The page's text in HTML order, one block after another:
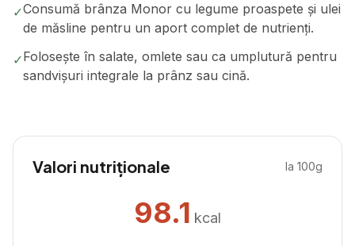
✓Consumă brânza Monor cu legume proaspete și ulei
de măsline pentru un aport complet de nutrienți.
✓Folosește în salate, omlete sau ca umplutură pentru
sandvișuri integrale la prânz sau cină.
Valori nutriționale la 100g
98.1 kcal